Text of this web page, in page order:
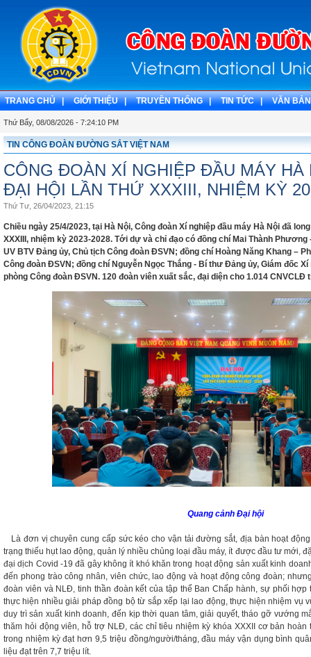
TRANG CHỦ | GIỚI THIỆU | TRUYỀN THỐNG | TIN TỨC | VĂN
Thứ Bẩy, 08/08/2026 - 7:24:11 PM
TIN CÔNG ĐOÀN ĐƯỜNG SẮT VIỆT NAM
CÔNG ĐOÀN XÍ NGHIỆP ĐẦU MÁY HÀ
ĐẠI HỘI LẦN THỨ XXXIII, NHIỆM KỲ
Thứ Tư, 26/04/2023, 21:15
Chiều ngày 25/4/2023, tại Hà Nội, Công đoàn Xí nghiệp đầu máy Hà Nội đã
XXXIII, nhiệm kỳ 2023-2028. Tới dự và chỉ đạo có đồng chí Mai Thành Phương
UV BTV Đảng ủy, Chủ tịch Công đoàn ĐSVN; đồng chí Hoàng Năng Khang –
Công đoàn ĐSVN; đồng chí Nguyễn Ngọc Thắng - Bí thư Đảng ủy, Giám đốc
phòng Công đoàn ĐSVN. 120 đoàn viên xuất sắc, đại diện cho 1.014
Quang cảnh Đại hội
Là đơn vị chuyên cung cấp sức kéo cho vận tải đường sắt, địa bàn hoạt
trạng thiếu hụt lao động, quản lý nhiều chủng loại đầu máy, ít được đầu tư mới,
đại dịch Covid -19 đã gây không ít khó khăn trong hoạt động sản xuất kinh
đến phong trào công nhân, viên chức, lao động và hoạt động công đoàn;
đoàn viên và NLĐ, tinh thần đoàn kết của tập thể Ban Chấp hành, sự phối hợp
thực hiện nhiều giải pháp đồng bộ từ sắp xếp lại lao động, thực hiện nhiệm vụ
duy trì sản xuất kinh doanh, đến kịp thời quan tâm, giải quyết, tháo gỡ vướng
thăm hỏi động viên, hỗ trợ NLĐ, các chỉ tiêu nhiệm kỳ khóa XXXII cơ bản
trong nhiệm kỳ đạt hơn 9,5 triệu đồng/người/tháng, đầu máy vận dụng bình
liệu đạt trên 7,7 triệu lít.